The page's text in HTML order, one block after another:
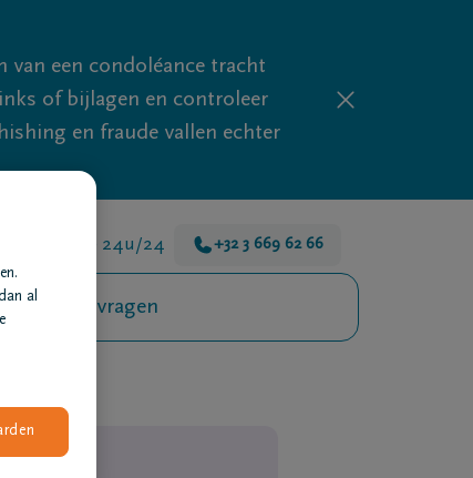
van een condoléance tracht
of bijlagen en controleer
en fraude vallen echter
er voor je 24u/24 +32 3 669 62 66
vragen
al